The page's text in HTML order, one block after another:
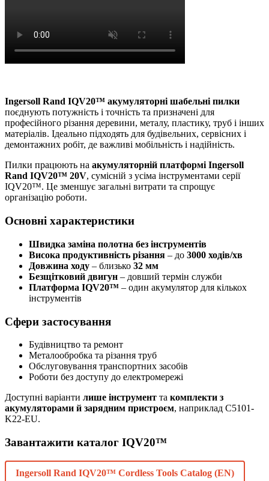
Ingersoll Rand IQV20™ акумуляторні шабельні пилки
поєднують потужність і точність та призначені для
професійного різання деревини, металу, пластику, труб і інших
матеріалів. Ідеально підходять для будівельних, сервісних і
демонтажних робіт, де важливі мобільність і надійність.
Пилки працюють на акумуляторній платформі Ingersoll
Rand IQV20™ 20V, сумісній з усіма інструментами серії
IQV20™. Це зменшує загальні витрати та спрощує
організацію роботи.
Основні характеристики
Швидка заміна полотна без інструментів
Висока продуктивність різання – до 3000 ходів/хв
Довжина ходу – близько 32 мм
Безщітковий двигун – довший термін служби
Платформа IQV20™ – один акумулятор для кількох
інструментів
Сфери застосування
Будівництво та ремонт
Металообробка та різання труб
Обслуговування транспортних засобів
Роботи без доступу до електромережі
Доступні варіанти лише інструмент та комплекти з
акумуляторами й зарядним пристроєм, наприклад C5101-
K22-EU.
Завантажити каталог IQV20™
Ingersoll Rand IQV20™ Cordless Tools Catalog (EN)